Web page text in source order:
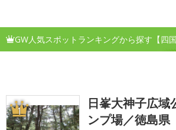
GW人気スポットランキングから探す【四国
1
日峯大神子広域
ンプ場／徳島県